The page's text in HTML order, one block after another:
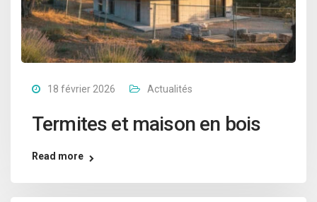
18 février 2026 Actualités
Termites et maison en bois
Read more